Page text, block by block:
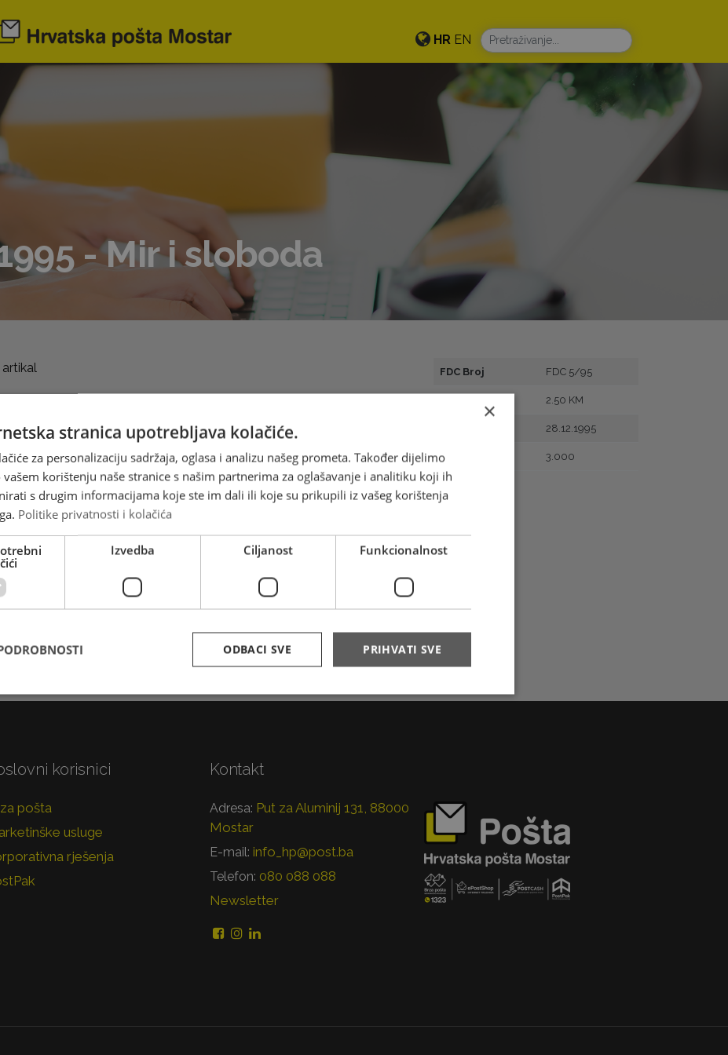
HR EN
- Mir i sloboda
artikal FDC Broj FDC 5/95
2.50 KM
28.12.1995
Naklada 3.000
korisnici
pošta
usluge
rješenja
Kontakt
Adresa: Put za Aluminij 131, 88000
Mostar
E-mail: info_hp@post.ba
Telefon: 080 088 088
Newsletter
×
stranica upotrebljava kolačiće.
za personalizaciju sadržaja, oglasa i analizu našeg prometa. Također dijelimo
korištenju naše stranice s našim partnerima za oglašavanje i analitiku koji ih
s drugim informacijama koje ste im dali ili koje su prikupili iz vašeg korištenja
Politike privatnosti i kolačića
Izvedba Ciljanost Funkcionalnost
PRIHVATI SVE
ODBACI SVE